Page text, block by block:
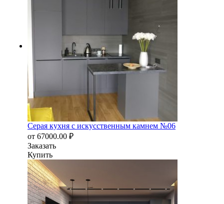
Серая кухня с искусственным камнем №06
от 67000.00 ₽
Заказать
Купить